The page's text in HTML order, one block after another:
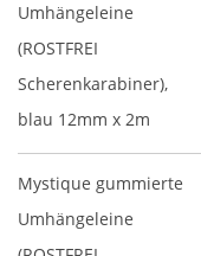
Umhängeleine
(ROSTFREI
Scherenkarabiner),
blau 12mm x 2m
Mystique gummierte
Umhängeleine